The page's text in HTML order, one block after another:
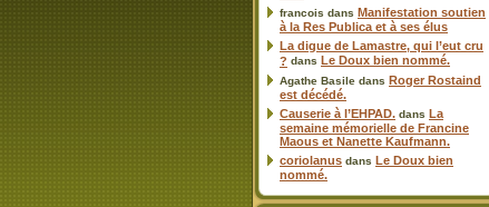
francois dans Manifestation soutien
à la Res Publica et à ses élus
La digue de Lamastre, qui l’eut cru
? dans Le Doux bien nommé.
Agathe Basile dans Roger Rostaind
est décédé.
Causerie à l’EHPAD. dans La
semaine mémorielle de Francine
Maous et Nanette Kaufmann.
coriolanus dans Le Doux bien
nommé.